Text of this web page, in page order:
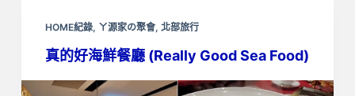
HOME紀錄, ㄚ源家の聚會, 北部旅行
真的好海鮮餐廳 (Really Good Sea Food)